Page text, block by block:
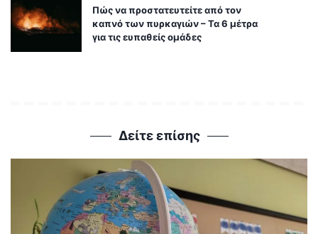
Πώς να προστατευτείτε από τον
καπνό των πυρκαγιών – Τα 6 μέτρα
για τις ευπαθείς ομάδες
Δείτε επίσης